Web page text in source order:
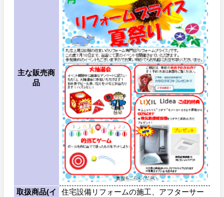
主な販売商
品
取扱商品(イ
住宅設備リフォームの施工、アフターサー